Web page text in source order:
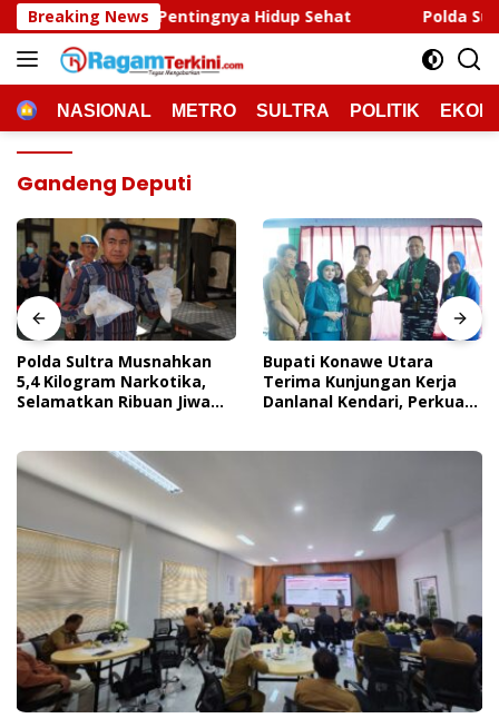
Langsung
ke
konten
Breaking News
Hidup Sehat Polda Sultra Musnahkan 5,4
HOMENASIONAL METRO SULTRA POLITIK
Gandeng Deputi
Polda Sultra Musnahkan
5,4 Kilogram Narkotika,
Selamatkan Ribuan Jiwa
Bupati Konawe Utara
Terima Kunjungan Kerja
Danlanal Kendari, Perkuat